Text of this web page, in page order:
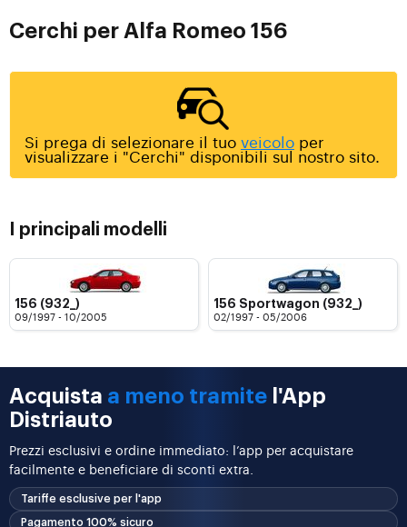
Cerchi per Alfa Romeo 156
Si prega di selezionare il tuo veicolo per
visualizzare i "Cerchi" disponibili sul nostro sito.
I principali modelli
156 (932_)
09/1997 - 10/2005
156 Sportwagon (932_)
02/1997 - 05/2006
Acquista a meno tramite l'App
Distriauto
Prezzi esclusivi e ordine immediato: l’app per acquistare
facilmente e beneficiare di sconti extra.
Tariffe esclusive per l'app
Pagamento 100% sicuro